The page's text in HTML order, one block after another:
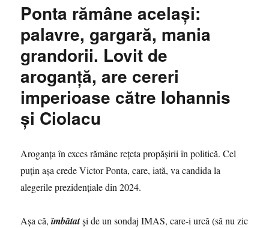
Vrea
fie
de
i-
dat
Ponta rămâne acelaşi:
palavre, gargară, mania
grandorii. Lovit de
aroganţă, are cereri
imperioase către Iohannis
şi Ciolacu
Aroganţa în exces rămâne reţeta propăşirii în politică. Cel
puţin aşa crede Victor Ponta, care, iată, va candida la
alegerile prezidențiale din 2024.
Aşa că,îmbătatşi de un sondaj IMAS, care-i urcă (să nu zic